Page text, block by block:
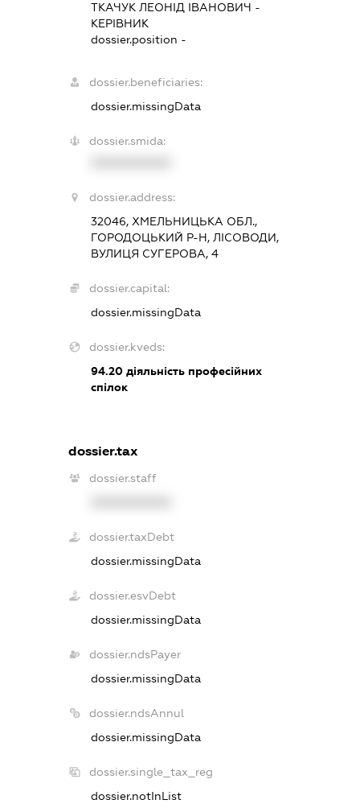
ТКАЧУК ЛЕОНІД ІВАНОВИЧ -
КЕРІВНИК
dossier.position -
dossier.beneficiaries:
dossier.missingData
dossier.smida:
dossier.address:
32046, ХМЕЛЬНИЦЬКА ОБЛ.,
ГОРОДОЦЬКИЙ Р-Н, ЛІСОВОДИ,
ВУЛИЦЯ СУГЕРОВА, 4
dossier.capital:
dossier.missingData
dossier.kveds:
94.20 діяльність професійних
спілок
dossier.tax
dossier.staff
dossier.taxDebt
dossier.missingData
dossier.esvDebt
dossier.missingData
dossier.ndsPayer
dossier.missingData
dossier.ndsAnnul
dossier.missingData
dossier.single_tax_reg
dossier.notInList